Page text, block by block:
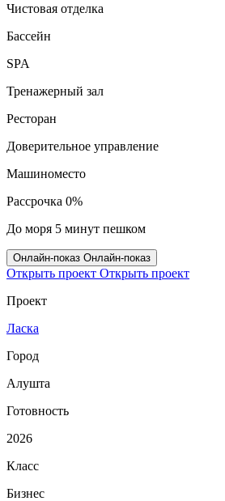
Чистовая отделка
Бассейн
SPA
Тренажерный зал
Ресторан
Доверительное управление
Машиноместо
Рассрочка 0%
До моря 5 минут пешком
Онлайн‑показ Онлайн‑показ
Открыть проект Открыть проект
Проект
Ласка
Город
Алушта
Готовность
2026
Класс
Бизнес